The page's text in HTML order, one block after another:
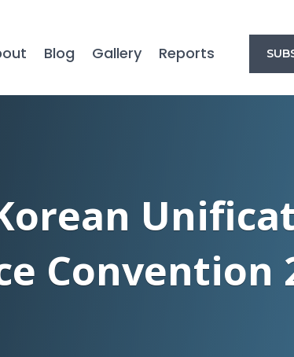
Blog Gallery Reports
Convention